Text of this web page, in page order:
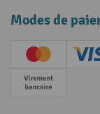
Modes de
Creditcard
Paiement